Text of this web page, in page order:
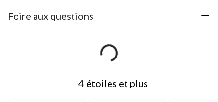
Foire aux questions
4 étoiles et plus